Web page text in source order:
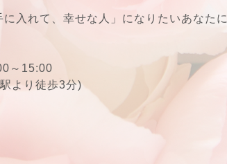
に入れて、幸せな人」になりたいあなたに
～15:00
より徒歩3分)